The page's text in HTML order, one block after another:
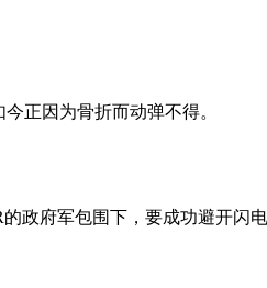
正因为骨折而动弹不得。
政府军包围下，要成功避开闪